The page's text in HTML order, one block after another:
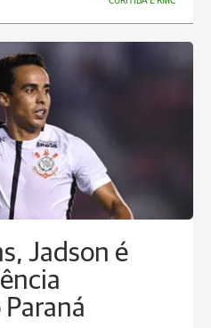
Jadson é